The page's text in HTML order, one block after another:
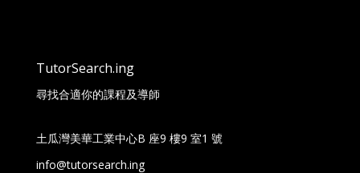
TutorSearch.ing
尋找合適你的課程及導師
土瓜灣美華工業中心B 座9 樓9 室1 號
info@tutorsearch.ing